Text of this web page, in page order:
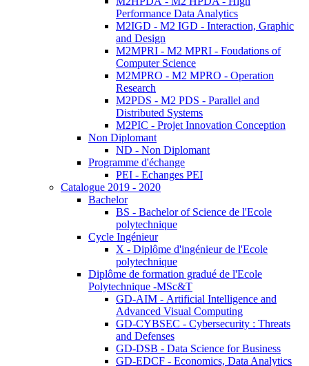
Performance Data Analytics
M2IGD - M2 IGD - Interaction, Graphic
and Design
M2MPRI - M2 MPRI - Foudations of
Computer Science
M2MPRO - M2 MPRO - Operation
Research
M2PDS - M2 PDS - Parallel and
Distributed Systems
M2PIC - Projet Innovation Conception
Non Diplomant
ND - Non Diplomant
Programme d'échange
PEI - Echanges PEI
Catalogue 2019 - 2020
Bachelor
BS - Bachelor of Science de l'Ecole
polytechnique
Cycle Ingénieur
X - Diplôme d'ingénieur de l'Ecole
polytechnique
Diplôme de formation gradué de l'Ecole
Polytechnique -MSc&T
GD-AIM - Artificial Intelligence and
Advanced Visual Computing
GD-CYBSEC - Cybersecurity : Threats
and Defenses
GD-DSB - Data Science for Business
GD-EDCF - Economics, Data Analytics